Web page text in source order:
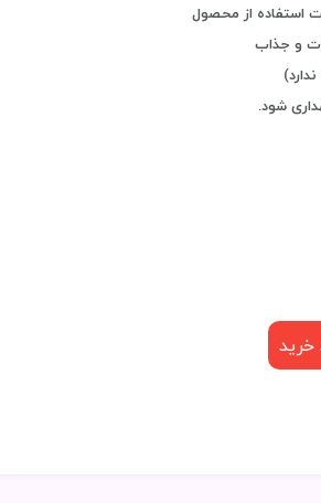
استفاده از محصول
و جذاب
شود.
خرید